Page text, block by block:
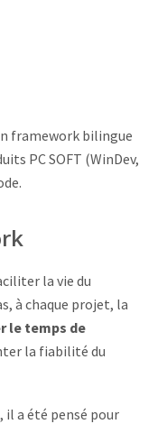
framework bilingue
PC SOFT (WinDev,
la vie du
à chaque projet, la
le temps de
la fiabilité du
il a été pensé pour